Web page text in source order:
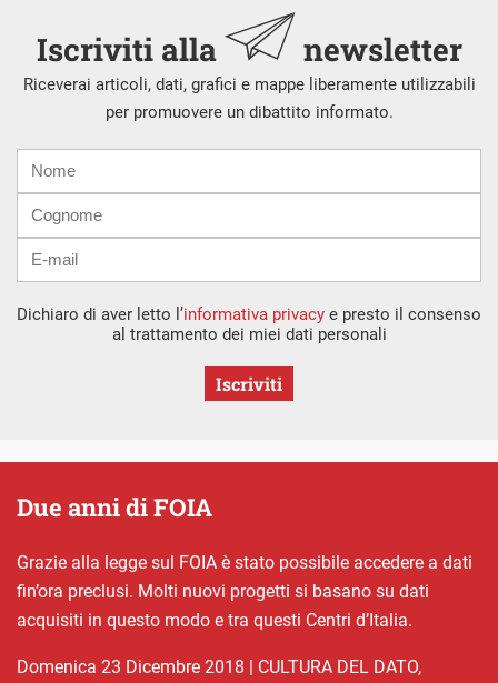
Iscriviti alla newsletter
Riceverai articoli, dati, grafici e mappe liberamente utilizzabili
per promuovere un dibattito informato.
mail
Dichiaro di aver letto l’informativa privacy e presto il consenso
al trattamento dei miei dati personali
Iscriviti
Due anni di FOIA
Grazie alla legge sul FOIA è stato possibile accedere a dati
fin’ora preclusi. Molti nuovi progetti si basano su dati
acquisiti in questo modo e tra questi Centri d’Italia.
domenica 23 Dicembre 2018 | CULTURA DEL DATO,